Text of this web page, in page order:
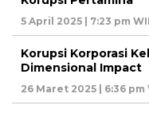
5 April 2025 | 7:23 pm
Korupsi Korporasi
Dimensional Impact
26 Maret 2025 | 6:36 pm